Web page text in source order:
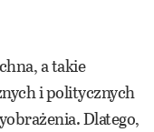
a takie
i politycznych
Dlatego,